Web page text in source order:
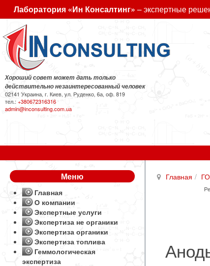
Лаборатория «Ин Консалтинг» – экспертные
Хороший совет может дать только
действительно незаинтересованный человек
02141 Украина, г. Киев, ул. Руденко, 6а, оф. 819
тел.:+380672316316
admin@inconsulting.com.ua
Главная
Меню
Главная
О компании
Экспертные услуги
Экспертиза не органики
Экспертиза органики
Экспертиза топлива
Геммологическая
экспертиза